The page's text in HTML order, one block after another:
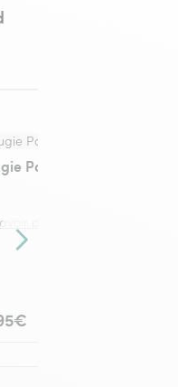
Contenu suivant
plus